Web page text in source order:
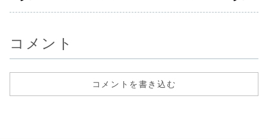
最初は丁寧な口調
はわずかなお金し
常に悪質な
コメント
コメントを書き込む